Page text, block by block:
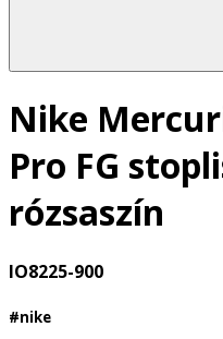
Nike
Pro FG
rózsaszín
IO8225-900
#nike